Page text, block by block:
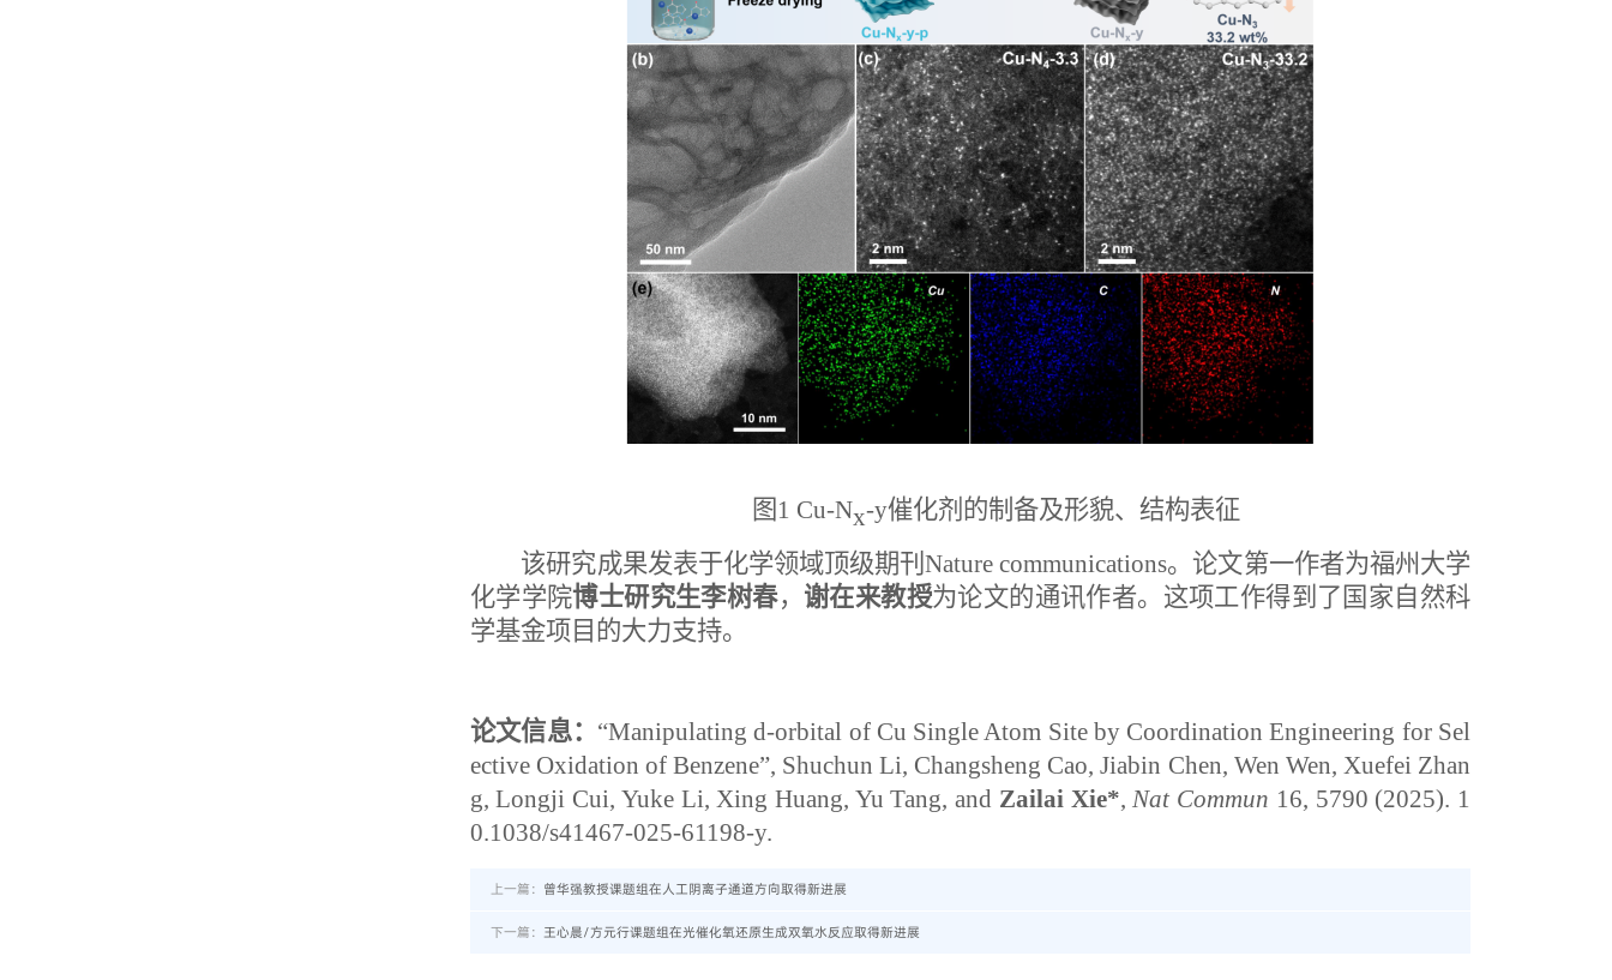
图 1 Cu-Nx-y催化剂的制备及形貌、结构表征
该研究成果发表于化学领域顶级期刊Nature communications。论文第一作者为福州大学
化学学院博士研究生李树春， 谢在来教授为论文的通讯作者。这项工作得到了国家自然科
学基金项目的大力支持。
论文信息： “Manipulating d-orbital of Cu Single Atom Site by Coordination Engineering for Sel
ective Oxidation of Benzene”, Shuchun Li, Changsheng Cao, Jiabin Chen, Wen Wen, Xuefei Zhan
g, Longji Cui, Yuke Li, Xing Huang, Yu Tang, and Zailai Xie*,Nat Commun 16, 5790 (2025). 1
0.1038/s41467-025-61198-y.
上一篇： 曾华强教授课题组在人工阴离子通道方向取得新进展
下一篇：王心晨/方元行课题组在光催化氧还原生成双氧水反应取得新进展